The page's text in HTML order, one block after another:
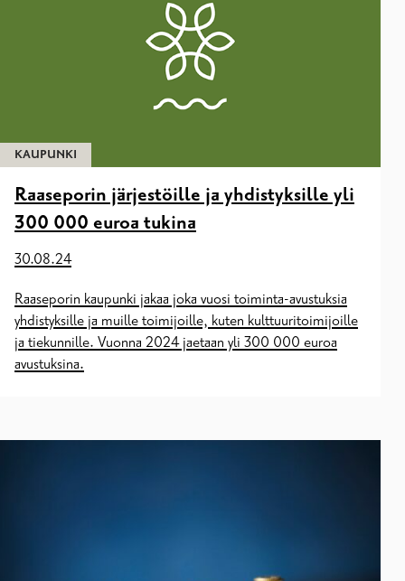
KAUPUNKI
Raaseporin järjestöille ja yhdistyksille yli
300 000 euroa tukina
30.08.24
Raaseporin kaupunki jakaa joka vuosi toiminta-avustuksia
yhdistyksille ja muille toimijoille, kuten kulttuuritoimijoille
ja tiekunnille. Vuonna 2024 jaetaan yli 300 000 euroa
avustuksina.